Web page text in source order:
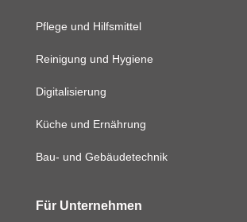
Pflege und Hilfsmittel
Reinigung und Hygiene
Digitalisierung
Küche und Ernährung
Bau- und Gebäudetechnik
Für Unternehmen